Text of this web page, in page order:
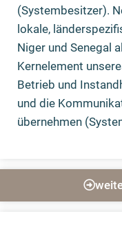
(Systembesitzer).
lokale,
Niger und Senegal
Kernelement
Betrieb und
und die
übernehmen